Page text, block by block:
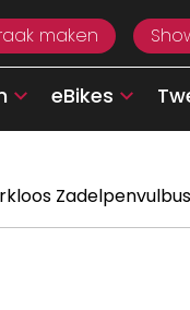
maken
eBikes